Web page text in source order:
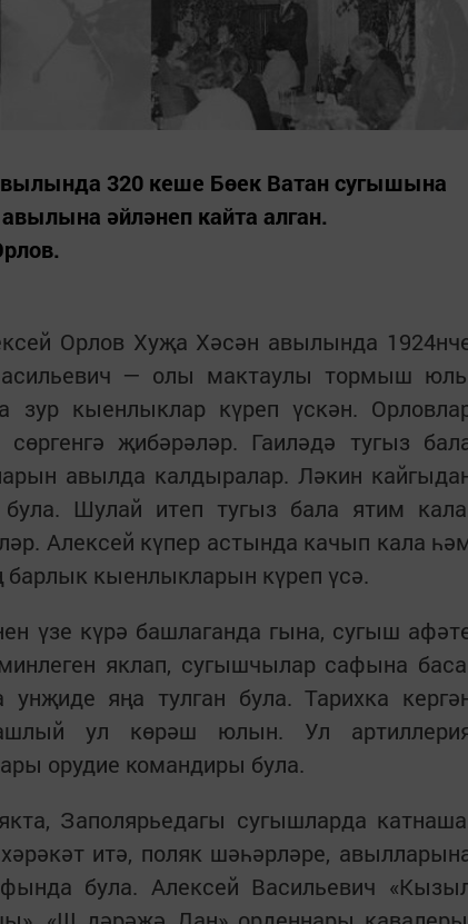
320 кеше Бөек Ватан сугышына
әйләнеп кайта алган.
Орлов Хуҗа Хәсән авылында
— олы мактаулы тормыш
кыенлыклар күреп үскән.
җибәрәләр. Гаиләдә тугыз
авылда калдыралар. Ләкин
Шулай итеп тугыз бала ятим
Алексей күпер астында качып кала
кыенлыкларын күреп үсә.
үзе күрә башлаганда гына, сугыш
яклап, сугышчылар сафына
яңа тулган була. Тарихка
ул көрәш юлын. Ул
орудие командиры була.
Заполярьедагы сугышларда
итә, поляк шәһәрләре,
була. Алексей Васильевич